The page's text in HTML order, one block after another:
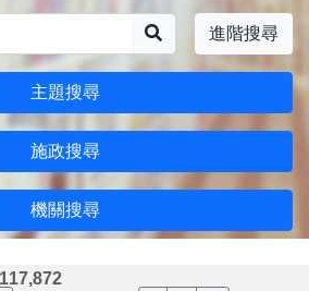
進階搜尋
主題搜尋
施政搜尋
機關搜尋